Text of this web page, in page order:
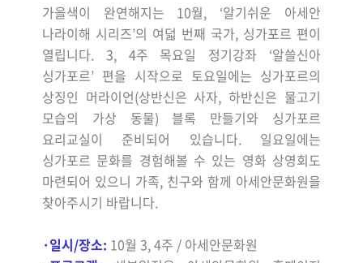
가을색이 완연해지는 10월, ‘알기쉬운 아세안
나라이해 시리즈’의 여덟 번째 국가, 싱가포르 편이
열립니다. 3, 4주 목요일 정기강좌 ‘알쓸신아
싱가포르’ 편을 시작으로 토요일에는 싱가포르의
상징인 머라이언(상반신은 사자, 하반신은 물고기
모습의 가상 동물) 블록 만들기와 싱가포르
요리교실이 준비되어 있습니다. 일요일에는
싱가포르 문화를 경험해볼 수 있는 영화 상영회도
마련되어 있으니 가족, 친구와 함께 아세안문화원을
찾아주시기 바랍니다.
·일시/장소: 10월 3, 4주 / 아세안문화원